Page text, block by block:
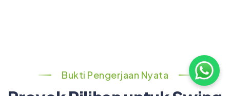
Bukti Pengerjaan Nyata